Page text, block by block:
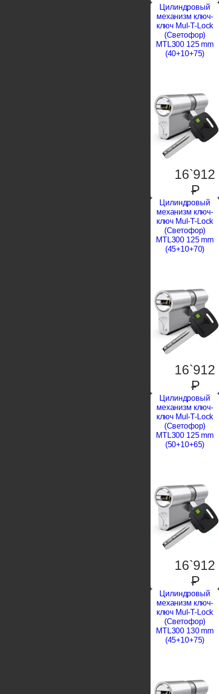
Цилиндровый
механизм ключ-
ключ Mul-T-Lock
(Светофор)
MTL300 125 mm
(40+10+75)
16`912
P
Цилиндровый
механизм ключ-
ключ Mul-T-Lock
(Светофор)
MTL300 125 mm
(45+10+70)
16`912
P
Цилиндровый
механизм ключ-
ключ Mul-T-Lock
(Светофор)
MTL300 125 mm
(50+10+65)
16`912
P
Цилиндровый
механизм ключ-
ключ Mul-T-Lock
(Светофор)
MTL300 130 mm
(45+10+75)